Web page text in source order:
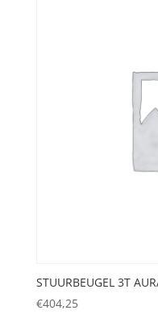
STUURBEUGEL 3T
€404,25